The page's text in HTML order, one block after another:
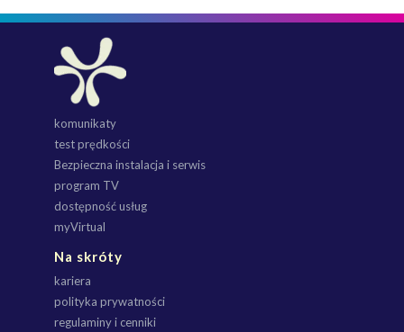
komunikaty
test prędkości
Bezpieczna instalacja i serwis
program TV
dostępność usług
myVirtual
Na skróty
kariera
polityka prywatności
regulaminy i cenniki